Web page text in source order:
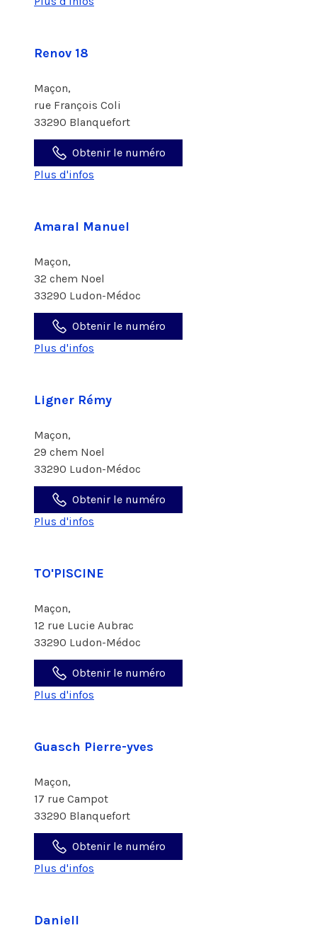
Renov 18
Maçon,
rue François Coli
33290 Blanquefort
Obtenir le numéro
Plus d'infos
Amaral Manuel
Maçon,
32 chem Noel
33290 Ludon-Médoc
Obtenir le numéro
Plus d'infos
Ligner Rémy
Maçon,
29 chem Noel
33290 Ludon-Médoc
Obtenir le numéro
Plus d'infos
TO'PISCINE
Maçon,
12 rue Lucie Aubrac
33290 Ludon-Médoc
Obtenir le numéro
Plus d'infos
Guasch Pierre-yves
Maçon,
17 rue Campot
33290 Blanquefort
Obtenir le numéro
Plus d'infos
Daniell